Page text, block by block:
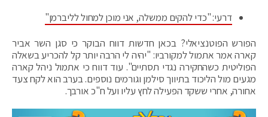
דרעי: "כדי להקים ממשלה, אני מוכן למחול לליברמן"
הפורש הפוטנציאלי? בכאן חדשות דווח הבוקר כי סגן השר אביר
קארה אמר אתמול למקורביו: "יהיה לי הרבה יותר קל להכריע בשאלה
הפוליטית כשהחקירה נגדי תסתיים". עוד דווח כי אתמול ניהל קארה
מגעים מול הליכוד בתיווך סילמן וגורמים נוספים. בערב הוא לקח צעד
אחורה, אחרי ששקד הפעילה לחץ עליו ועל ח"כ אורבך.